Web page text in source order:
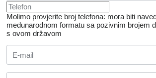
Molimo provjerite broj telefona: mora biti
međunarodnom formatu sa pozivnim brojem
s ovom državom